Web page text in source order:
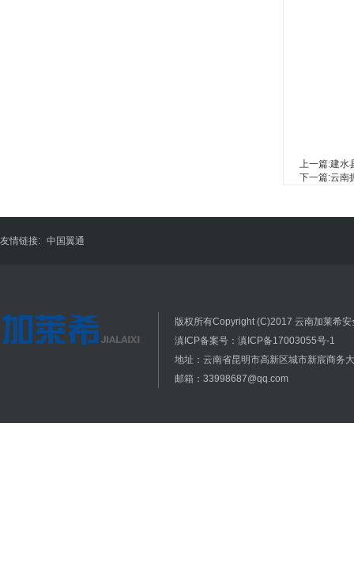
上一篇:建水
下一篇:云南
友情链接: 中国翼通
版权所有Copyright (C)2017 云南加莱希
滇ICP备案号：滇ICP备17003055号-1
地址：云南省昆明市高新区城市新宸商务
邮箱：33998687@qq.com